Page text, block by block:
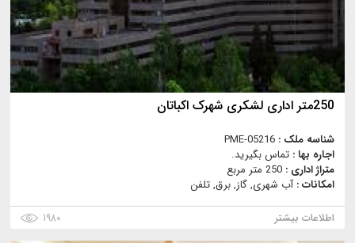
250متر اداری لشکری شهرک اکباتان
شناسه ملک : PME-05216
اجاره بها : تماس بگیرید.
متراژ اداری : 250 متر مربع
امکانات :آب شهری, گاز, برق, تلفن
اطلاعات بیشتر
۱۹۸۰